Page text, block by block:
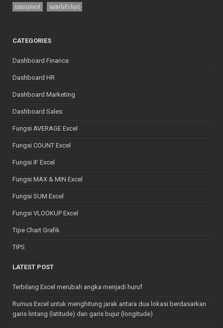
tutorialexcel
waterfall chart
CATEGORIES
Dashboard Finance
Dashboard HR
Dashboard Marketing
Dashboard Sales
Fungsi AVERAGE Excel
Fungsi COUNT Excel
Fungsi IF Excel
Fungsi MAX & MIN Excel
Fungsi SUM Excel
Fungsi VLOOKUP Excel
Tipe Chart Grafik
TIPS
LATEST POST
Terbilang Excel merubah angka menjadi huruf
Rumus Excel untuk menghitung jarak antara dua lokasi berdasarkan
garis lintang (latitude) dan garis bujur (longitude)